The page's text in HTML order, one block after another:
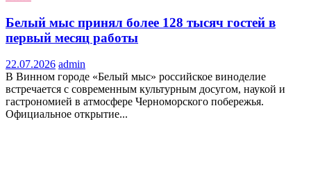
Белый мыс принял более 128 тысяч гостей в
первый месяц работы
22.07.2026 admin
В Винном городе «Белый мыс» российское виноделие
встречается с современным культурным досугом, наукой и
гастрономией в атмосфере Черноморского побережья.
Официальное открытие...